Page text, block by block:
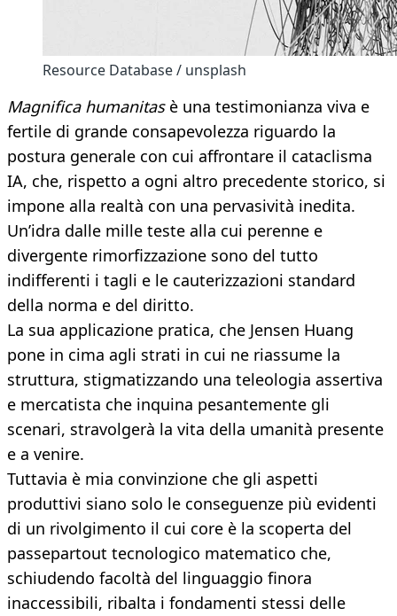
Resource Database / unsplash
Magnifica humanitasè una testimonianza viva e
fertile di grande consapevolezza riguardo la
postura generale con cui affrontare il cataclisma
IA, che, rispetto a ogni altro precedente storico, si
impone alla realtà con una pervasività inedita.
Un’idra dalle mille teste alla cui perenne e
divergente rimorfizzazione sono del tutto
indifferenti i tagli e le cauterizzazioni standard
della norma e del diritto.
La sua applicazione pratica, che Jensen Huang
pone in cima agli strati in cui ne riassume la
struttura, stigmatizzando una teleologia assertiva
e mercatista che inquina pesantemente gli
scenari, stravolgerà la vita della umanità presente
e a venire.
Tuttavia è mia convinzione che gli aspetti
produttivi siano solo le conseguenze più evidenti
di un rivolgimento il cui core è la scoperta del
passepartout tecnologico matematico che,
schiudendo facoltà del linguaggio finora
inaccessibili, ribalta i fondamenti stessi delle